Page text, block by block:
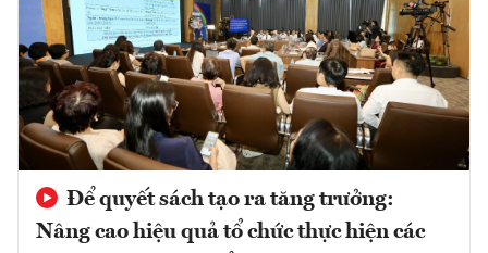
Để quyết sách tạo ra tăng trưởng:
Nâng cao hiệu quả tổ chức thực hiện các